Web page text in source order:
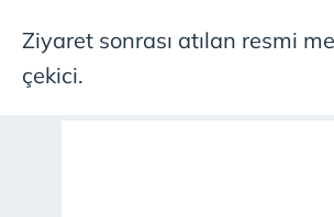
Ziyaret sonrası atılan resmi
çekici.